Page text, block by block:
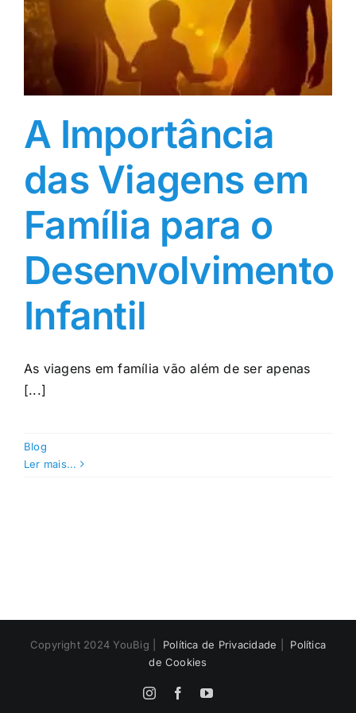
A Importância
das Viagens em
Família para o
Desenvolvimento
Infantil
As viagens em família vão além de ser apenas
[...]
Blog
Ler mais...
Copyright 2024 YouBig | Política de Privacidade
Política
de Cookies
InstagramFacebookYouTube